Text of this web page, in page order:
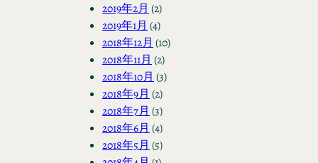
2019年2月 (2)
2019年1月 (4)
2018年12月 (10)
2018年11月 (2)
2018年10月 (3)
2018年9月 (2)
2018年7月 (3)
2018年6月 (4)
2018年5月 (5)